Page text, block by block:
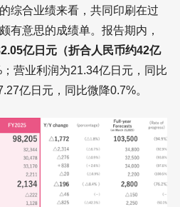
综合业绩来看，共同印刷在过
有意思的成绩单。报告期内，
亿日元（折合人民币约42亿
；营业利润为21.34亿日元，同比
亿日元，同比微降0.7%。